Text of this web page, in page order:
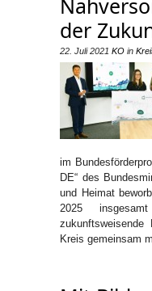
der
22. Juli 2021 KO in
im
DE“ des
und Heimat
2025
zukunftsweisende
Kreis gemeinsam